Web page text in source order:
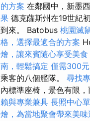
的方案 在鄰國中，新墨
果 德克薩斯州在19世紀
到來。 Batobus 桃園滅
格，選擇最適合的方案
燴，讓來賓隨心享受美食
南，輕鬆搞定 僅需300
乘客的八個艦隊。 尋找
內標準座椅，景色有限
賴與專業兼具 長照中心
燴，為當地聚會帶來美味